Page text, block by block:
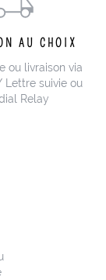
AU CHOIX
ou livraison via
Lettre suivie ou
Relay